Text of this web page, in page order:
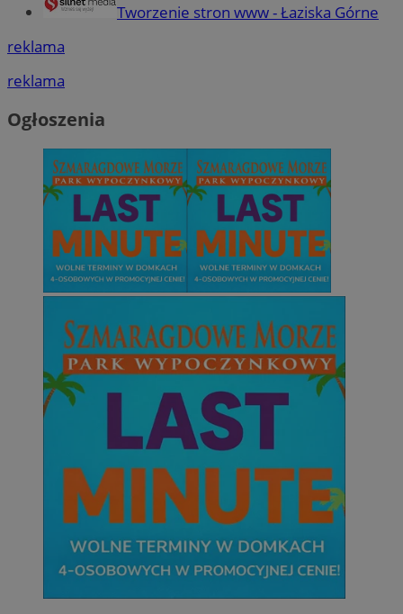
Tworzenie stron www - Łaziska Górne
reklama
reklama
Ogłoszenia